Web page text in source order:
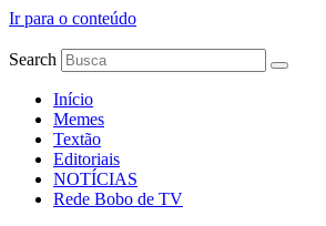
Ir para o conteúdo
Search
Início
Memes
Textão
Editoriais
NOTÍCIAS
Rede Bobo de TV